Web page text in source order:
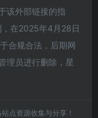
该外部链接的指
在2025年4月28日
合规合法，后期网
理员进行删除，星
点资源收集与分享！